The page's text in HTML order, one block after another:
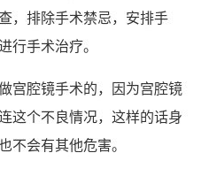
，排除手术禁忌，安排手
行手术治疗。
宫腔镜手术的，因为宫腔镜
这个不良情况，这样的话身
不会有其他危害。